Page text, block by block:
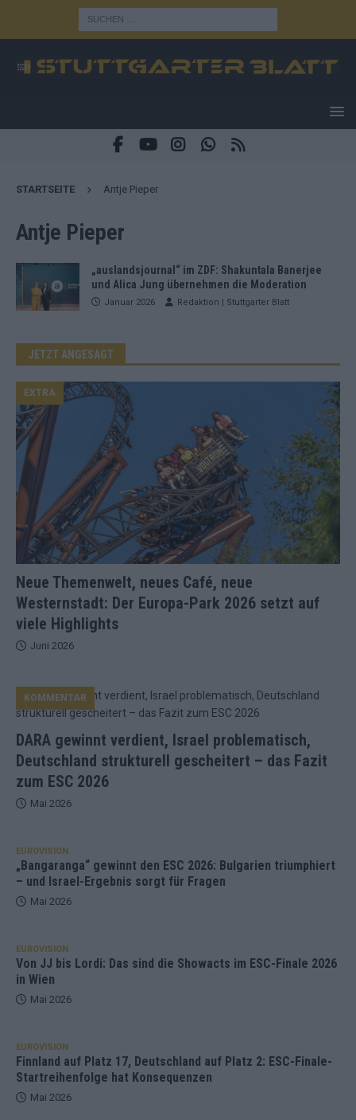
STARTSEITE Antje Pieper
Antje Pieper
„auslandsjournal“ im ZDF: Shakuntala Banerjee
und Alica Jung übernehmen die Moderation
Januar 2026 Redaktion | Stuttgarter Blatt
JETZT ANGESAGT
Neue Themenwelt, neues Café, neue
Westernstadt: Der Europa-Park 2026 setzt auf
viele Highlights
EXTRA
Juni 2026
DARA gewinnt verdient, Israel problematisch,
Deutschland strukturell gescheitert – das Fazit
zum ESC 2026
KOMMENTAR
Mai 2026
EUROVISION
„Bangaranga“ gewinnt den ESC 2026: Bulgarien triumphiert
– und Israel-Ergebnis sorgt für Fragen
Mai 2026
EUROVISION
Von JJ bis Lordi: Das sind die Showacts im ESC-Finale 2026
in Wien
Mai 2026
EUROVISION
Finnland auf Platz 17, Deutschland auf Platz 2: ESC-Finale-
Startreihenfolge hat Konsequenzen
Mai 2026